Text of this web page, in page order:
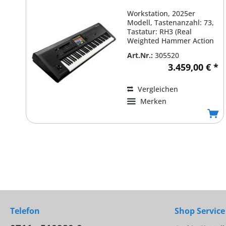
Workstation, 2025er
Modell, Tastenanzahl: 73,
Tastatur: RH3 (Real
Weighted Hammer Action
Art.Nr.: 305520
3.459,00 € *
Vergleichen
Merken
Telefon Shop Service